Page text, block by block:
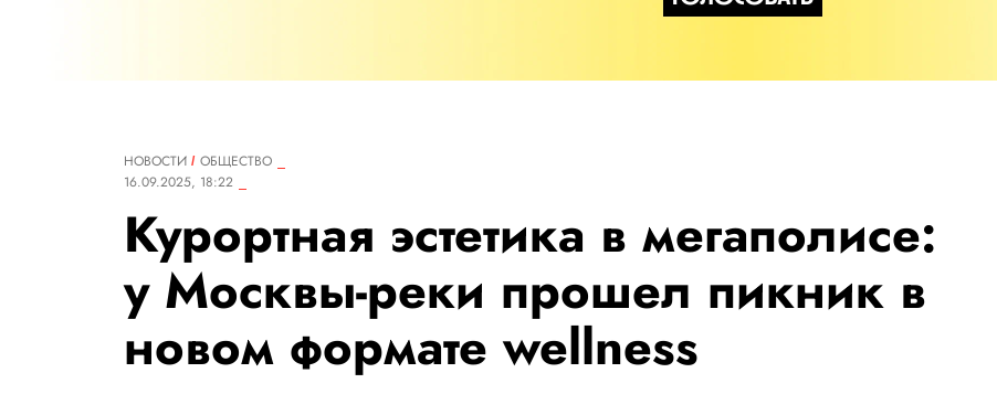
НОВОСТИ
ОБЩЕСТВО
16.09.2025, 18:22
Курортная эстетика в мегаполисе:
у Москвы-реки прошел пикник в
новом формате wellness